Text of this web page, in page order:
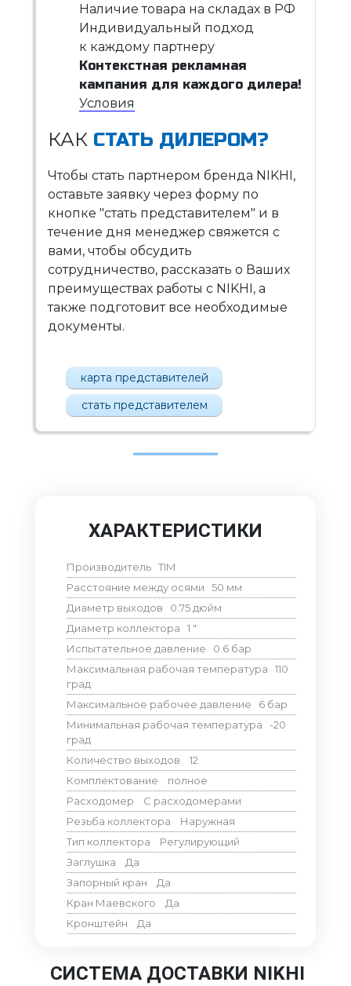
Наличие товара на складах в РФ
Индивидуальный подход
к каждому партнеру
Контекстная рекламная
кампания для каждого дилера!
Условия
КАК СТАТЬ ДИЛЕРОМ?
Чтобы стать партнером бренда NIKHI,
оставьте заявку через форму по
кнопке "стать представителем" и в
течение дня менеджер свяжется с
вами, чтобы обсудить
сотрудничество, рассказать о Ваших
преимуществах работы с NIKHI, а
также подготовит все необходимые
документы.
карта представителей
стать представителем
ХАРАКТЕРИСТИКИ
Производитель TIM
Расстояние между осями
50 мм
Диаметр выходов
0.75дюйм
Диаметр коллектора
1 "
Испытательное давление
0.6 бар
Максимальная рабочая температура
110
град
Максимальное рабочее давление
6 бар
Минимальная рабочая температура
-20
град
Количество выходов
12
Комплектование
полное
Расходомер
С расходомерами
Резьба коллектора
Наружная
Тип коллектора
Регулирующий
Заглушка
Да
Запорный кран
Да
Кран Маевского
Да
Кронштейн
Да
СИСТЕМА ДОСТАВКИ NIKHI